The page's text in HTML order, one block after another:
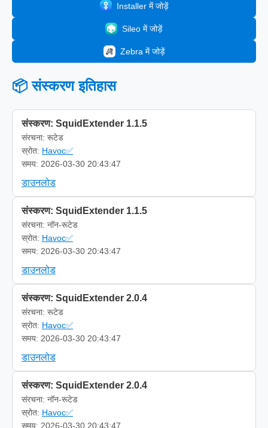
Installer में जोड़ें
Sileo में जोड़ें
Zebra में जोड़ें
📦 संस्करण इतिहास
संस्करण: SquidExtender 1.1.5
संरचना: रूटेड
स्रोत: Havoc✅
समय: 2026-03-30 20:43:47
डाउनलोड
संस्करण: SquidExtender 1.1.5
संरचना: नॉन-रूटेड
स्रोत: Havoc✅
समय: 2026-03-30 20:43:47
डाउनलोड
संस्करण: SquidExtender 2.0.4
संरचना: रूटेड
स्रोत: Havoc✅
समय: 2026-03-30 20:43:47
डाउनलोड
संस्करण: SquidExtender 2.0.4
संरचना: नॉन-रूटेड
स्रोत: Havoc✅
समय: 2026-03-30 20:43:47